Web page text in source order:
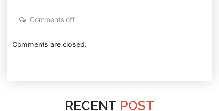
HOMEComments off
Comments are closed.
RECENT POST